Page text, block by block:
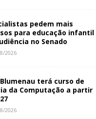
pedem mais
para educação infantil
no Senado
2026
Blumenau terá curso de
da Computação a partir
2026